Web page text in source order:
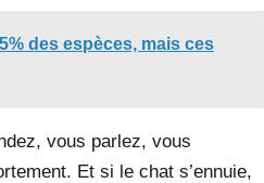
des espèces, mais ces
vous parlez, vous
Et si le chat s’ennuie,